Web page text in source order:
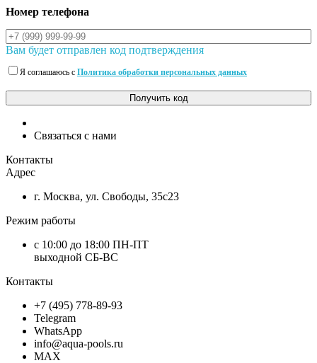
Номер телефона
Вам будет отправлен код подтверждения
Я соглашаюсь с Политика обработки персональных данных
Получить код
Связаться с нами
Контакты
Адрес
г. Москва, ул. Свободы, 35с23
Режим работы
с 10:00 до 18:00 ПН-ПТ
выходной СБ-ВС
Контакты
+7 (495) 778-89-93
Telegram
WhatsApp
info@aqua-pools.ru
MAX